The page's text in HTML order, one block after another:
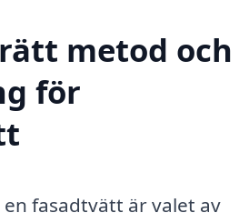
metod och
för
fasadtvätt är valet av